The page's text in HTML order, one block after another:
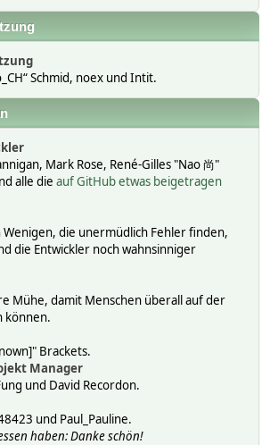
Schmid, noex und Intit.
Mark Rose, René-Gilles "Nao 尚"
alle die auf GitHub etwas beigetragen
die unermüdlich Fehler finden,
die Entwickler noch wahnsinniger
Mühe, damit Menschen überall auf der
können.
Brackets.
Manager
und David Recordon.
und Paul_Pauline.
haben: Danke schön!